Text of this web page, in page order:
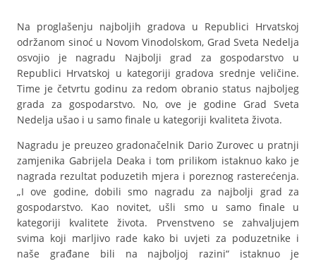
Na proglašenju najboljih gradova u Republici Hrvatskoj
održanom sinoć u Novom Vinodolskom, Grad Sveta Nedelja
osvojio je nagradu Najbolji grad za gospodarstvo u
Republici Hrvatskoj u kategoriji gradova srednje veličine.
Time je četvrtu godinu za redom obranio status najboljeg
grada za gospodarstvo. No, ove je godine Grad Sveta
Nedelja ušao i u samo finale u kategoriji kvaliteta života.
Nagradu je preuzeo gradonačelnik Dario Zurovec u pratnji
zamjenika Gabrijela Deaka i tom prilikom istaknuo kako je
nagrada rezultat poduzetih mjera i poreznog rasterećenja.
„I ove godine, dobili smo nagradu za najbolji grad za
gospodarstvo. Kao novitet, ušli smo u samo finale u
kategoriji kvalitete života. Prvenstveno se zahvaljujem
svima koji marljivo rade kako bi uvjeti za poduzetnike i
naše građane bili na najboljoj razini“ istaknuo je